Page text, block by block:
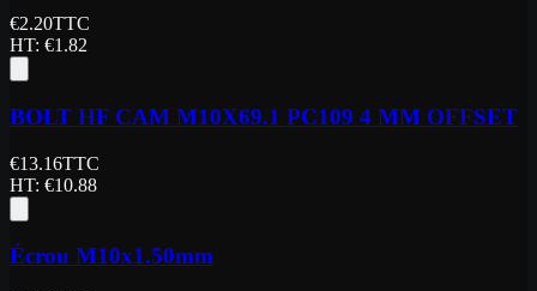
€2.20TTC
HT: €1.82
BOLT HF CAM M10X69.1 PC109 4 MM OFFSET
€13.16TTC
HT: €10.88
Écrou M10x1.50mm